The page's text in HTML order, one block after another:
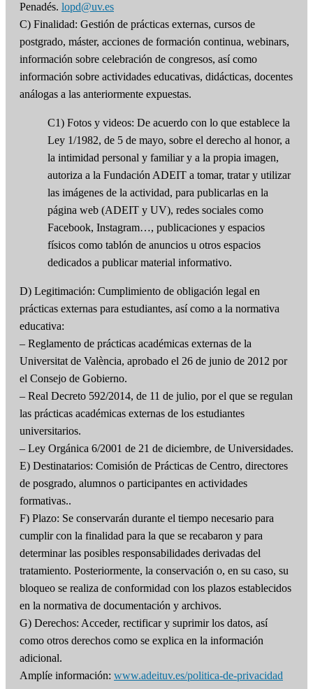
Penadés. lopd@uv.es
C) Finalidad: Gestión de prácticas externas, cursos de
postgrado, máster, acciones de formación continua, webinars,
información sobre celebración de congresos, así como
información sobre actividades educativas, didácticas, docentes
análogas a las anteriormente expuestas.
C1) Fotos y videos: De acuerdo con lo que establece la
Ley 1/1982, de 5 de mayo, sobre el derecho al honor, a
la intimidad personal y familiar y a la propia imagen,
autoriza a la Fundación ADEIT a tomar, tratar y utilizar
las imágenes de la actividad, para publicarlas en la
página web (ADEIT y UV), redes sociales como
Facebook, Instagram…, publicaciones y espacios
físicos como tablón de anuncios u otros espacios
dedicados a publicar material informativo.
D) Legitimación: Cumplimiento de obligación legal en
prácticas externas para estudiantes, así como a la normativa
educativa:
– Reglamento de prácticas académicas externas de la
Universitat de València, aprobado el 26 de junio de 2012 por
el Consejo de Gobierno.
– Real Decreto 592/2014, de 11 de julio, por el que se regulan
las prácticas académicas externas de los estudiantes
universitarios.
– Ley Orgánica 6/2001 de 21 de diciembre, de Universidades.
E) Destinatarios: Comisión de Prácticas de Centro, directores
de posgrado, alumnos o participantes en actividades
formativas..
F) Plazo: Se conservarán durante el tiempo necesario para
cumplir con la finalidad para la que se recabaron y para
determinar las posibles responsabilidades derivadas del
tratamiento. Posteriormente, la conservación o, en su caso, su
bloqueo se realiza de conformidad con los plazos establecidos
en la normativa de documentación y archivos.
G) Derechos: Acceder, rectificar y suprimir los datos, así
como otros derechos como se explica en la información
adicional.
Amplíe información: www.adeituv.es/politica-de-privacidad